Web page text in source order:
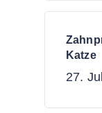
Katze
27.